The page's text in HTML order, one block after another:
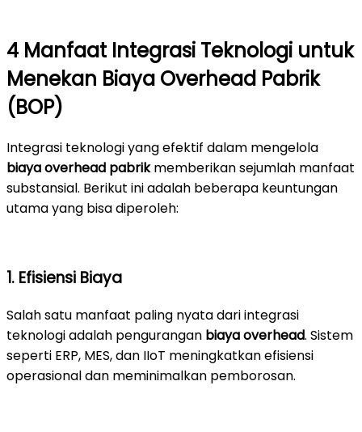
4 Manfaat Integrasi Teknologi untuk
Menekan Biaya Overhead Pabrik
(BOP)
Integrasi teknologi yang efektif dalam mengelola
biaya overhead pabrikmemberikan sejumlah manfaat
substansial. Berikut ini adalah beberapa keuntungan
utama yang bisa diperoleh:
1. Efisiensi Biaya
Salah satu manfaat paling nyata dari integrasi
teknologi adalah pengurangan biaya overhead. Sistem
seperti ERP, MES, dan IIoT meningkatkan efisiensi
operasional dan meminimalkan pemborosan.